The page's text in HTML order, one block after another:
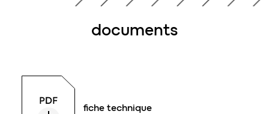
documents
fiche technique